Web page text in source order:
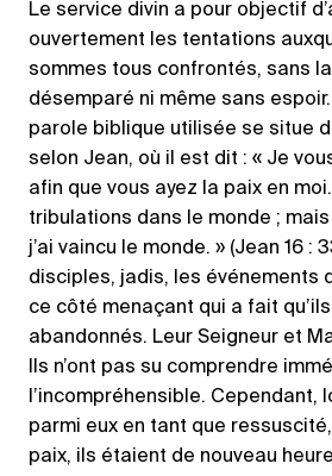
Le service divin a pour objectif
ouvertement les tentations
sommes tous confrontés, sans
désemparé ni même sans
parole biblique utilisée se situe
selon Jean, où il est dit : « Je
afin que vous ayez la paix en
tribulations dans le monde ;
j’ai vaincu le monde. » (Jean 16 :
disciples, jadis, les événements
ce côté menaçant qui a fait
abandonnés. Leur Seigneur et
Ils n’ont pas su comprendre
l’incompréhensible. Cependant,
parmi eux en tant que
paix, ils étaient de nouveau